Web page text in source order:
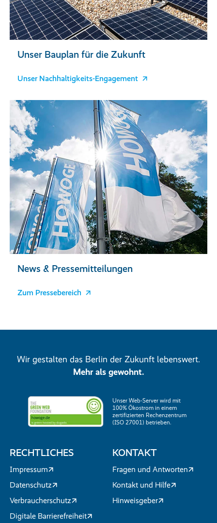
Unser Bauplan für die Zukunft
Unser Nachhaltigkeits-Engagement
News & Pressemitteilungen
Zum Pressebereich
Wir gestalten das Berlin der Zukunft lebenswert.
Mehr als gewohnt.
Unser Web-Server wird mit
100% Ökostrom in einem
zertifizierten Rechenzentrum
(ISO 27001) betrieben.
RECHTLICHES
Impressum
Datenschutz
Verbraucherschutz
Digitale Barrierefreiheit
KONTAKT
Fragen und Antworten
Kontakt und Hilfe
Hinweisgeber